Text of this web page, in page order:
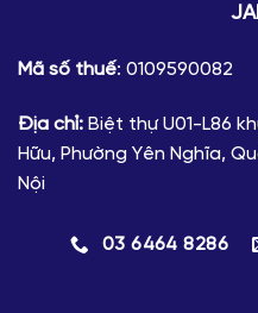
Mã số thuế: 0109590082
Địa chỉ: Biệt thự U01-L86
Hữu, Phường Yên Nghĩa,
Nội
03 6464 8286